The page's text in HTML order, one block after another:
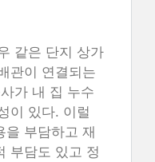
같은 단지 상가
관이 연결되는
가 내 집 누수
이 있다. 이럴
을 부담하고 재
부담도 있고 정